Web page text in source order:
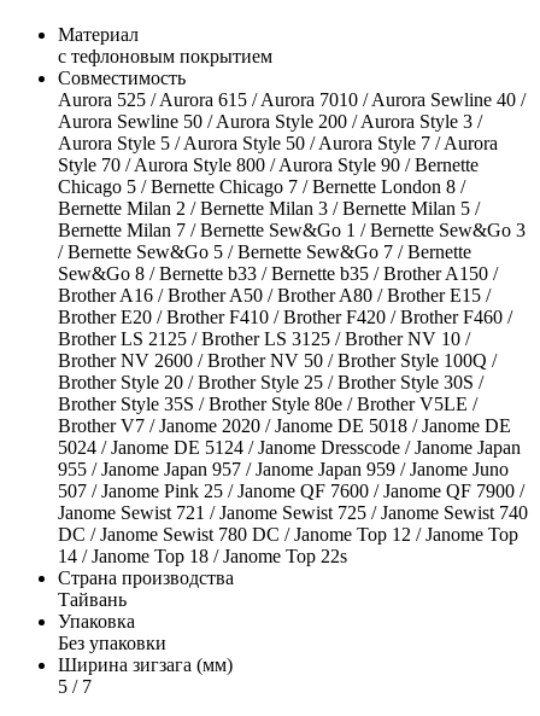
Материал
с тефлоновым покрытием
Совместимость
Aurora 525 / Aurora 615 / Aurora 7010 / Aurora Sewline 40 /
Aurora Sewline 50 / Aurora Style 200 / Aurora Style 3 /
Aurora Style 5 / Aurora Style 50 / Aurora Style 7 / Aurora
Style 70 / Aurora Style 800 / Aurora Style 90 / Bernette
Chicago 5 / Bernette Chicago 7 / Bernette London 8 /
Bernette Milan 2 / Bernette Milan 3 / Bernette Milan 5 /
Bernette Milan 7 / Bernette Sew&Go 1 / Bernette Sew&Go 3
/ Bernette Sew&Go 5 / Bernette Sew&Go 7 / Bernette
Sew&Go 8 / Bernette b33 / Bernette b35 / Brother A150 /
Brother A16 / Brother A50 / Brother A80 / Brother E15 /
Brother E20 / Brother F410 / Brother F420 / Brother F460 /
Brother LS 2125 / Brother LS 3125 / Brother NV 10 /
Brother NV 2600 / Brother NV 50 / Brother Style 100Q /
Brother Style 20 / Brother Style 25 / Brother Style 30S /
Brother Style 35S / Brother Style 80e / Brother V5LE /
Brother V7 / Janome 2020 / Janome DE 5018 / Janome DE
5024 / Janome DE 5124 / Janome Dresscode / Janome Japan
955 / Janome Japan 957 / Janome Japan 959 / Janome Juno
507 / Janome Pink 25 / Janome QF 7600 / Janome QF 7900 /
Janome Sewist 721 / Janome Sewist 725 / Janome Sewist 740
DC / Janome Sewist 780 DC / Janome Top 12 / Janome Top
14 / Janome Top 18 / Janome Top 22s
Страна производства
Тайвань
Упаковка
Без упаковки
Ширина зигзага (мм)
5 / 7